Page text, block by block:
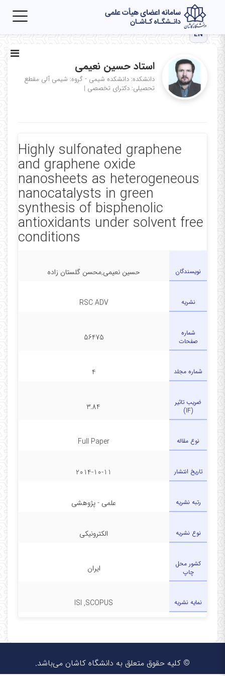
EN
استاد حسین نعیمی
دانشکده: دانشکده شیمی - گروه: شیمی آلی مقطع
تحصیلی: دکترای تخصصی |
Highly sulfonated graphene
and graphene oxide
nanosheets as heterogeneous
nanocatalysts in green
synthesis of bisphenolic
antioxidants under solvent free
conditions
نویسندگان حسین نعیمی,محسن گلستان زاده
نشریه RSC ADV
شماره
صفحات
56475
شماره مجلد 4
ضریب تاثیر
(IF)
3.84
نوع مقاله Full Paper
تاریخ انتشار 2014-10-11
رتبه نشریه علمی - پژوهشی
نوع نشریه الکترونیکی
کشور محل
چاپ
ایران
نمایه نشریه ISI ,SCOPUS
© کلیه حقوق متعلق به دانشگاه کاشان می‌باشد.